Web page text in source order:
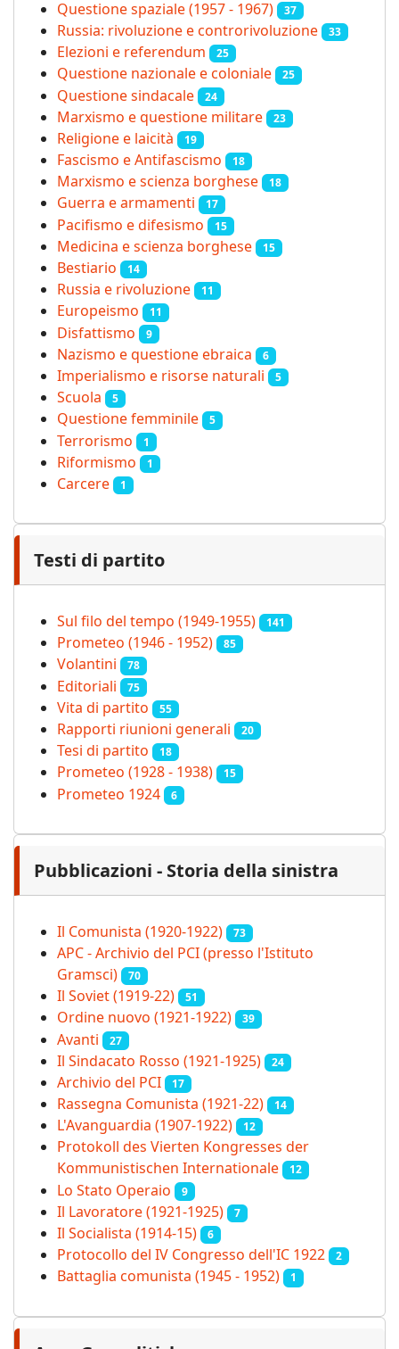
Questione spaziale (1957 - 1967) 37
Russia: rivoluzione e controrivoluzione 33
Elezioni e referendum 25
Questione nazionale e coloniale 25
Questione sindacale 24
Marxismo e questione militare 23
Religione e laicità 19
Fascismo e Antifascismo 18
Marxismo e scienza borghese 18
Guerra e armamenti 17
Pacifismo e difesismo 15
Medicina e scienza borghese 15
Bestiario 14
Russia e rivoluzione 11
Europeismo 11
Disfattismo 9
Nazismo e questione ebraica 6
Imperialismo e risorse naturali 5
Scuola 5
Questione femminile 5
Terrorismo 1
Riformismo 1
Carcere 1
Testi di partito
Sul filo del tempo (1949-1955) 141
Prometeo (1946 - 1952) 85
Volantini 78
Editoriali 75
Vita di partito 55
Rapporti riunioni generali 20
Tesi di partito 18
Prometeo (1928 - 1938) 15
Prometeo 1924 6
Pubblicazioni - Storia della sinistra
Il Comunista (1920-1922) 73
APC - Archivio del PCI (presso l'Istituto
Gramsci)
70
Il Soviet (1919‑22) 51
Ordine nuovo (1921-1922) 39
Avanti 27
Il Sindacato Rosso (1921-1925) 24
Archivio del PCI 17
Rassegna Comunista (1921‑22) 14
L'Avanguardia (1907-1922) 12
Protokoll des Vierten Kongresses der
Kommunistischen Internationale
12
Lo Stato Operaio 9
Il Lavoratore (1921-1925) 7
Il Socialista (1914‑15) 6
Protocollo del IV Congresso dell'IC 1922 2
Battaglia comunista (1945 - 1952) 1